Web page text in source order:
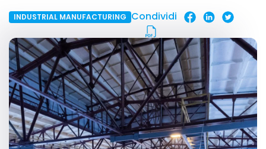
INDUSTRIAL MANUFACTURING Condividi